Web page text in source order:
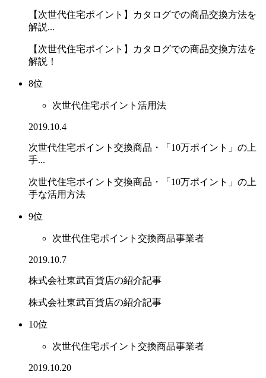
【次世代住宅ポイント】カタログでの商品交換方法を
解説...
【次世代住宅ポイント】カタログでの商品交換方法を
解説！
8位
次世代住宅ポイント活用法
2019.10.4
次世代住宅ポイント交換商品・「10万ポイント」の上
手...
次世代住宅ポイント交換商品・「10万ポイント」の上
手な活用方法
9位
次世代住宅ポイント交換商品事業者
2019.10.7
株式会社東武百貨店の紹介記事
株式会社東武百貨店の紹介記事
10位
次世代住宅ポイント交換商品事業者
2019.10.20